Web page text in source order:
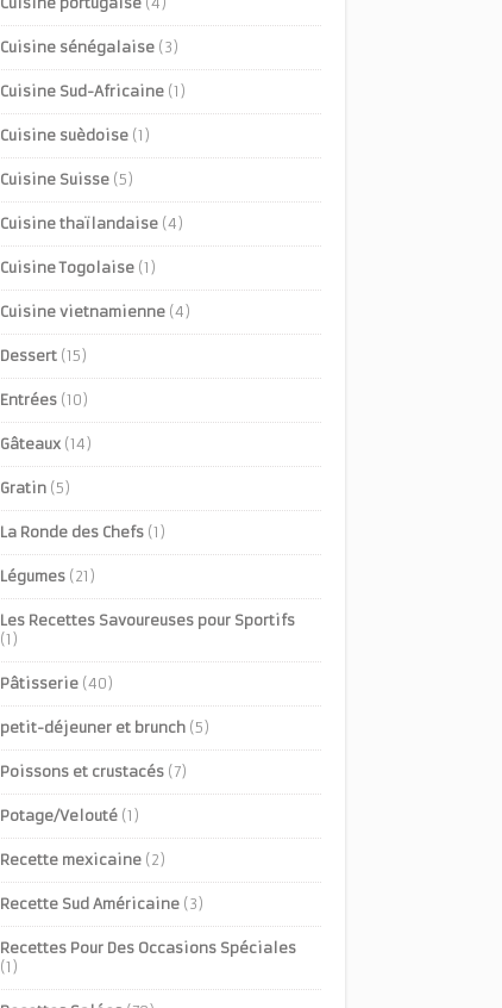
Cuisine sénégalaise (3)
Cuisine Sud-Africaine (1)
Cuisine suèdoise (1)
Cuisine Suisse (5)
Cuisine thaïlandaise (4)
Cuisine Togolaise (1)
Cuisine vietnamienne (4)
Dessert (15)
Entrées (10)
Gâteaux (14)
Gratin (5)
La Ronde des Chefs (1)
Légumes (21)
Les Recettes Savoureuses pour Sportifs
(1)
Pâtisserie (40)
petit-déjeuner et brunch (5)
Poissons et crustacés (7)
Potage/Velouté (1)
Recette mexicaine (2)
Recette Sud Américaine (3)
Recettes Pour Des Occasions Spéciales
(1)